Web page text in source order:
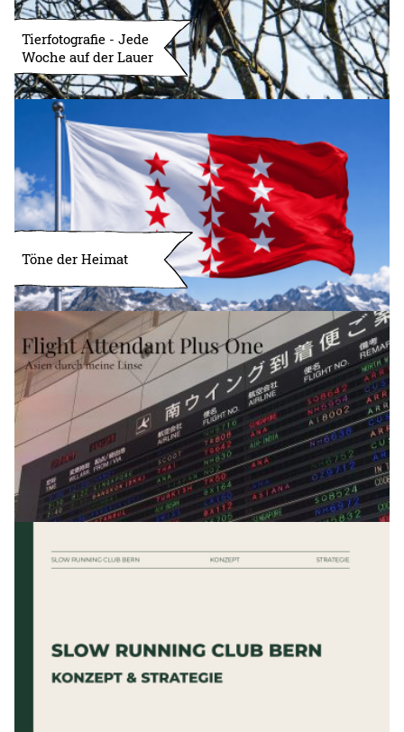
Tierfotografie - Jede
Woche auf der Lauer
Töne der Heimat